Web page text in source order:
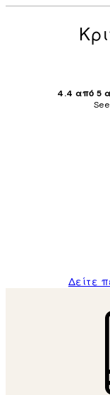
4.4 από 5
Δείτε